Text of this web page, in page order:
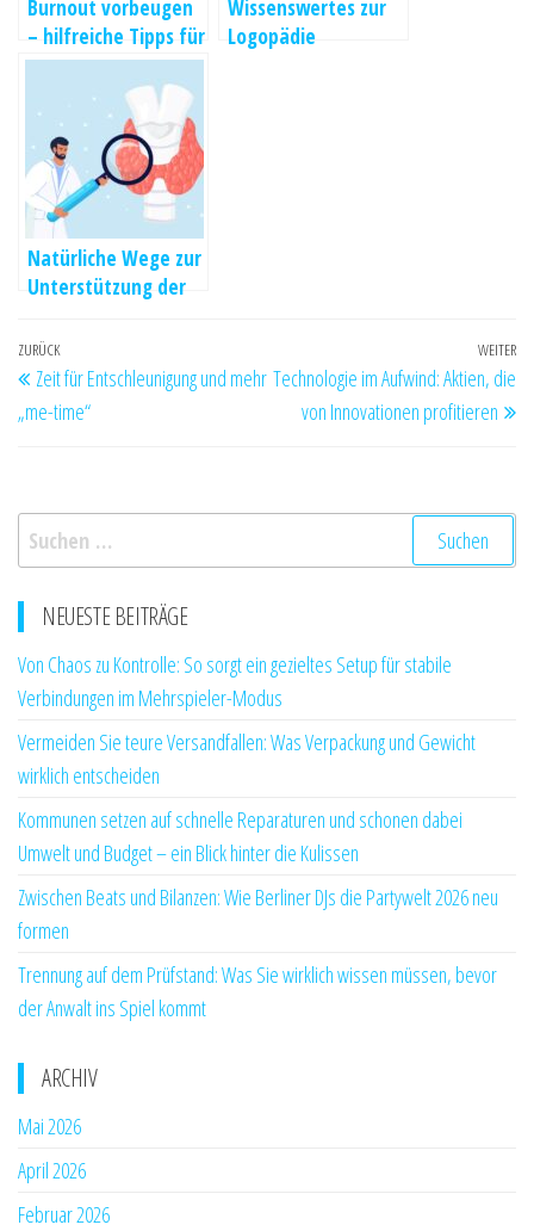
Burnout vorbeugen
– hilfreiche Tipps für
den Alltag
Wissenswertes zur
Logopädie
Natürliche Wege zur
Unterstützung der
heit
Beitragsnavigation
Vorheriger
Beitrag
ZURÜCK
Zeit für Entschleunigung und mehr
„me-time“
WEITER
Technologie im Aufwind: Aktien, die
von Innovationen profitieren
Suchen
nach:
NEUESTE BEITRÄGE
Von Chaos zu Kontrolle: So sorgt ein gezieltes Setup für stabile
Verbindungen im Mehrspieler-Modus
Vermeiden Sie teure Versandfallen: Was Verpackung und Gewicht
wirklich entscheiden
Kommunen setzen auf schnelle Reparaturen und schonen dabei
Umwelt und Budget – ein Blick hinter die Kulissen
Zwischen Beats und Bilanzen: Wie Berliner DJs die Partywelt 2026 neu
formen
Trennung auf dem Prüfstand: Was Sie wirklich wissen müssen, bevor
der Anwalt ins Spiel kommt
ARCHIV
Mai 2026
April 2026
Februar 2026